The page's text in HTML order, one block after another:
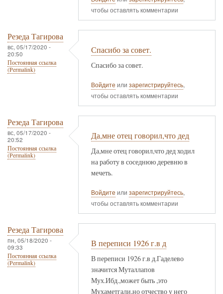
чтобы оставлять комментарии
Резеда Тагирова
вс, 05/17/2020 -
20:50
Постоянная ссылка
(Permalink)
Спасибо за совет.
Спасибо за совет.
Войдите или зарегистрируйтесь,
чтобы оставлять комментарии
Резеда Тагирова
вс, 05/17/2020 -
20:52
Постоянная ссылка
(Permalink)
Да,мне отец говорил,что дед
Да,мне отец говорил,что дед ходил
на работу в соседнюю деревню в
мечеть.
Войдите или зарегистрируйтесь,
чтобы оставлять комментарии
Резеда Тагирова
пн, 05/18/2020 -
09:33
Постоянная ссылка
(Permalink)
В переписи 1926 г.в д
В переписи 1926 г.в д.Гаделево
значится Муталлапов
Мух.Ибд.,может быть ,это
Мухаметгали,но отчество у него